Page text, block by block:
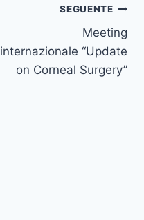
SEGUENTE
Meeting
internazionale “Update
on Corneal Surgery”